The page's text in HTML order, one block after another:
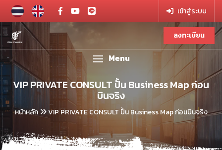
เข้าสู่ระบบ
ลงทะเบียน
Menu
VIP PRIVATE CONSULT ปั้น Business Map ก่อน
บินจริง
หน้าหลัก VIP PRIVATE CONSULT ปั้น Business Map ก่อนบินจริง